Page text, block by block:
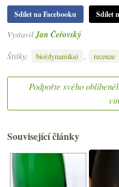
Sdílet na Facebooku Sdílet
VystavilJan Čeřovský
Štítky:
bio(dynamika) , recenze
Podpořte svého
Související články